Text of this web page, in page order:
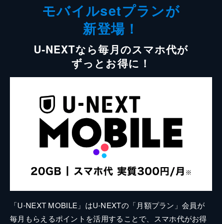
モバイルsetプランが
新登場！
U-NEXTなら毎月のスマホ代が
ずっとお得に！
「U-NEXT MOBILE」はU-NEXTの「月額プラン」会員が
毎月もらえるポイントを活用することで、スマホ代がお得